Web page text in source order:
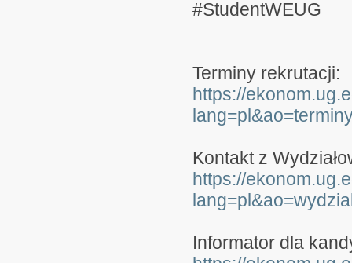
#StudentWEUG
Terminy rekrutacji:
https://
Kontakt z
https://
Informator dla